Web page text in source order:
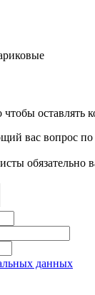
чтобы оставлять
вас вопрос по
обязательно
данных